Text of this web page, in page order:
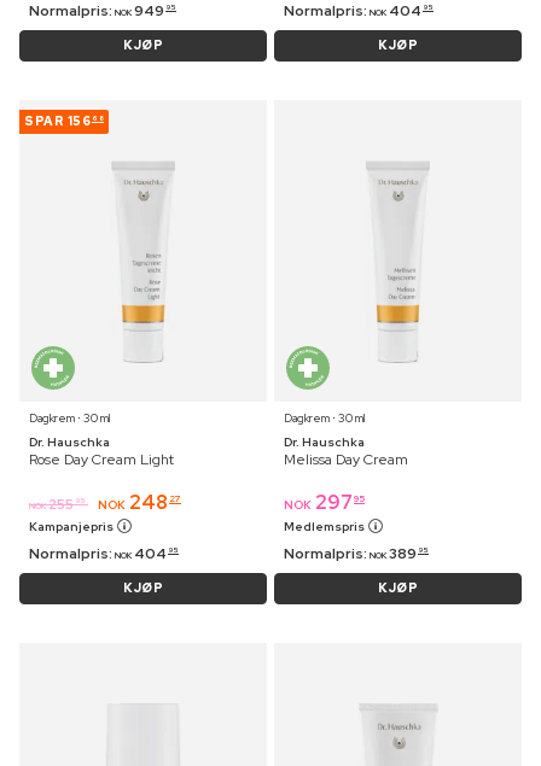
Normalpris: NOK 949 95
KJØP
Normalpris: NOK 404 95
KJØP
SPAR 156 68
Dagkrem ⋅ 30 ml
Dr. Hauschka
Rose Day Cream Light
NOK 255 95 NOK 248 27
Kampanjepris
Normalpris: NOK 404 95
KJØP
Dagkrem ⋅ 30 ml
Dr. Hauschka
Melissa Day Cream
NOK 297 95
Medlemspris
Normalpris: NOK 389 95
KJØP